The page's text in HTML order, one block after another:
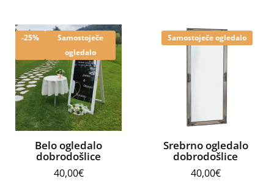
-25%
Samostoječe
ogledalo
Belo ogledalo
dobrodošlice
40,00€
Samostoječe ogledalo
Srebrno ogledalo
dobrodošlice
40,00€